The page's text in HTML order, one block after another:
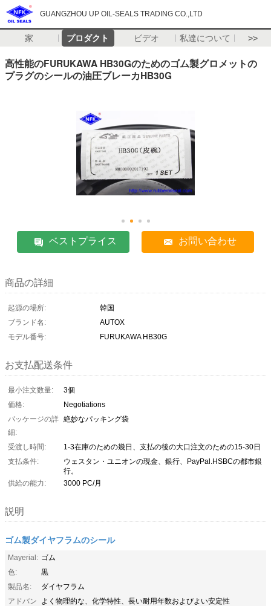
GUANGZHOU UP OIL-SEALS TRADING CO.,LTD
家 プロダクト ビデオ 私達について >>
高性能のFURUKAWA HB30Gのためのゴム製グロメットの
プラグのシールの油圧ブレーカHB30G
ベストプライス お問い合わせ
商品の詳細
起源の場所:
韓国
ブランド名:
AUTOX
モデル番号:
FURUKAWA HB30G
お支払配送条件
最小注文数量:
3個
価格:
Negotiations
パッケージの詳
細:
絶妙なパッキング袋
受渡し時間:
1-3在庫のための幾日、支払の後の大口注文のための15-30日
支払条件:
ウェスタン・ユニオンの現金、銀行、PayPal.HSBCの都市銀
行。
供給の能力:
3000 PC/月
説明
ゴム製ダイヤフラムのシール
Mayerial: ゴム
色:
黒
製品名:
ダイヤフラム
アドバン
よく物理的な、化学特性、長い耐用年数およびよい安定性